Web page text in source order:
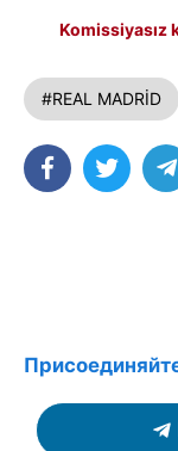
Komissiyasız
#REAL MADRİD